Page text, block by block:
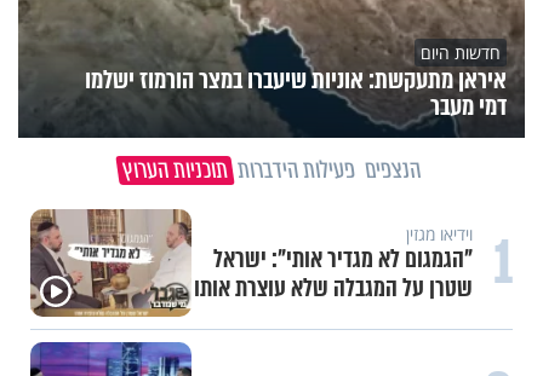
חדשות היום
איראן מתעקשת: אוניות שיעברו במצר הורמוז ישלמו
דמי מעבר
הנצפים פעילות הידברות תוכניות הערוץ
1 וידיאו מגזין
"הגמגום לא מגדיר אותי": ישראל
שטרן על המגבלה שלא עוצרת אותו